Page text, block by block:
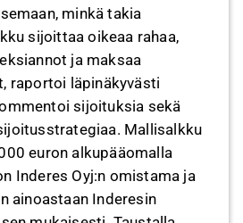
minkä takia
sijoittaa oikeaa rahaa,
ja maksaa
raportoi läpinäkyvästi
sijoituksia sekä
Mallisalkku
euron alkupääomalla
Inderes Oyj:n omistama ja
ainoastaan Inderesin